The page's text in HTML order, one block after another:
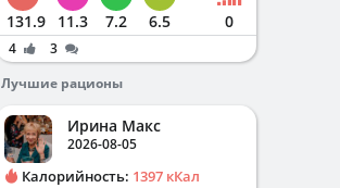
131.9 11.3 7.2 6.5 0
4
3
Лучшие рационы
Ирина Макс
2026-08-05
Калорийность: 1397 кКал